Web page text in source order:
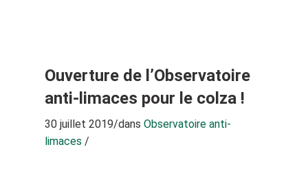
Ouverture de l’Observatoire
anti-limaces pour le colza !
30 juillet 2019/dans Observatoire anti-
limaces /